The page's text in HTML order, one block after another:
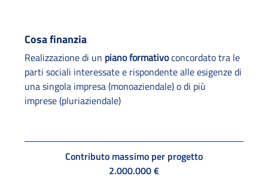
Cosa finanzia
Realizzazione di un piano formativoconcordato tra le
parti sociali interessate e rispondente alle esigenze di
una singola impresa (monoaziendale) o di più
imprese (pluriaziendale)
Contributo massimo per progetto
2.000.000 €